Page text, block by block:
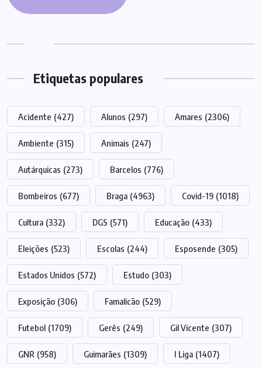
Etiquetas populares
Acidente (427) Alunos (297) Amares (2306)
Ambiente (315) Animais (247)
Autárquicas (273) Barcelos (776)
Bombeiros (677) Braga (4963) Covid-19 (1018)
Cultura (332) DGS (571) Educação (433)
Eleições (523) Escolas (244) Esposende (305)
Estados Unidos (572) Estudo (303)
Exposição (306) Famalicão (529)
Futebol (1709) Gerês (249) Gil Vicente (307)
GNR (958) Guimarães (1309) I Liga (1407)